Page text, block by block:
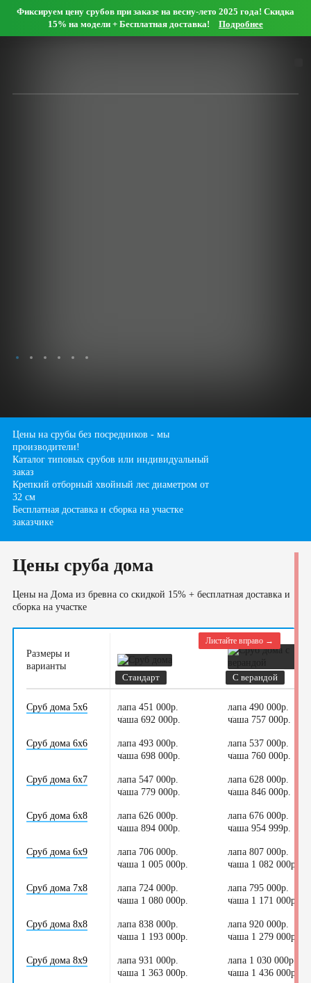
Мобильный офис
Сруб бани 4х7
Сруб бани 5х6
Сруб бани 6х7
Сруб бани 7х8
Сруб бани 8х8
Фиксируем цену срубов при заказе на весну-лето 2025 года! Скидка
15% на модели + Бесплатная доставка!
Подробнее
Цены на срубы без посредников - мы
производители!
Каталог типовых срубов или индивидуальный
заказ
Крепкий отборный хвойный лес диаметром от
32 см
Бесплатная доставка и сборка на участке
заказчике
Цены сруба дома
Цены на Дома из бревна со скидкой 15% + бесплатная доставка и
сборка на участке
Листайте вправо →
Размеры и
варианты
Стандарт
С верандой
Сруб дома 5х6
лапа 451 000р.
/
чаша 692 000р.
лапа 490 000р.
/
чаша 757 000р.
Сруб дома 6х6
лапа 493 000р.
/
чаша 698 000р.
лапа 537 000р.
/
чаша 760 000р.
Сруб дома 6х7
лапа 547 000р.
/
чаша 779 000р.
лапа 628 000р.
/
чаша 846 000р.
Сруб дома 6х8
лапа 626 000р.
/
чаша 894 000р.
лапа 676 000р.
/
чаша 954 999р.
Сруб дома 6х9
лапа 706 000р.
/
чаша 1 005 000р.
лапа 807 000р.
/
чаша 1 082 000р.
Сруб дома 7х8
лапа 724 000р.
/
чаша 1 080 000р.
лапа 795 000р.
/
чаша 1 171 000р.
Сруб дома 8х8
лапа 838 000р.
/
чаша 1 193 000р.
лапа 920 000р.
/
чаша 1 279 000р.
Сруб дома 8х9
лапа 931 000р.
/
чаша 1 363 000р.
лапа 1 030 000р.
/
чаша 1 436 000р.